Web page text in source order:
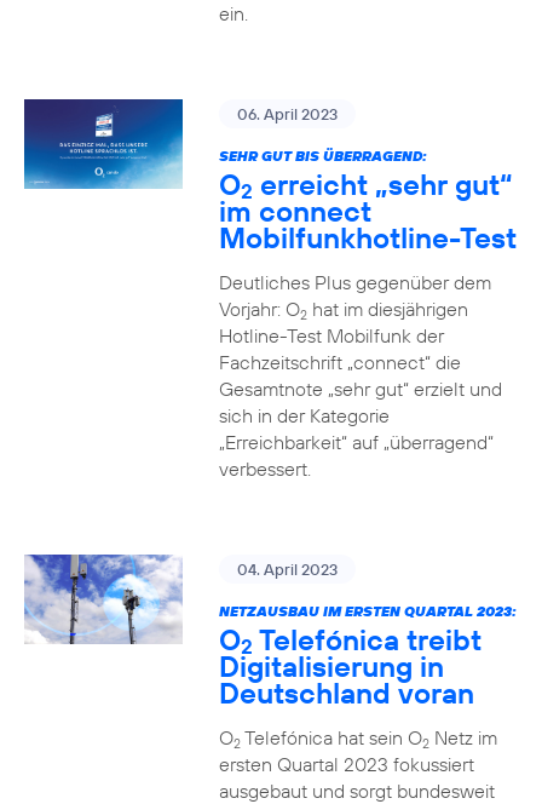
ein.
06. April 2023
SEHR GUT BIS ÜBERRAGEND:
O2 erreicht „sehr gut“
im connect
Mobilfunkhotline-Test
Deutliches Plus gegenüber dem
Vorjahr: O2hat im diesjährigen
Hotline-Test Mobilfunk der
Fachzeitschrift „connect“ die
Gesamtnote „sehr gut“ erzielt und
sich in der Kategorie
„Erreichbarkeit“ auf „überragend“
verbessert.
04. April 2023
NETZAUSBAU IM ERSTEN QUARTAL 2023:
O2 Telefónica treibt
Digitalisierung in
Deutschland voran
O2Telefónica hat sein O2Netz im
ersten Quartal 2023 fokussiert
ausgebaut und sorgt bundesweit